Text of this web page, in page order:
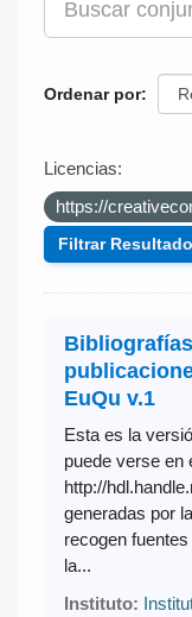
Ordenar por
Licencias:
https://
Filtrar
EuQu v.1
Esta es la
puede verse en
http://
generadas por
recogen
la...
Instituto: